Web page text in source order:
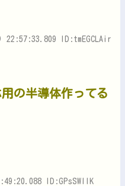
22:57:33.809 ID:tmEGCLAir
の半導体作ってる
ID:GPsSWIlK